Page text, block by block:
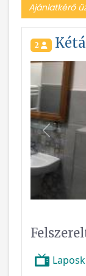
Ajánlatkérő
2
Vissza